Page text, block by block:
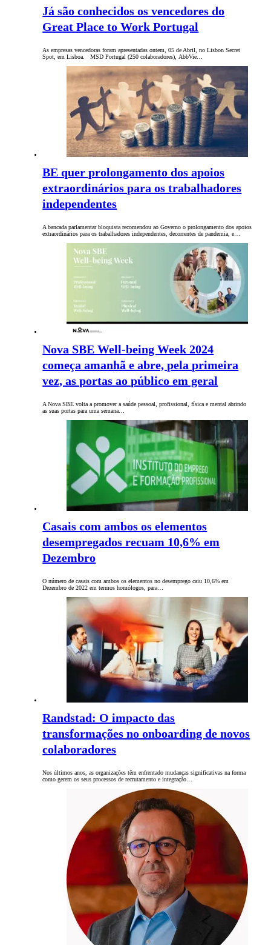
Já são conhecidos os vencedores do
Great Place to Work Portugal
As empresas vencedoras foram apresentadas ontem, 05 de Abril, no Lisbon Secret
Spot, em Lisboa. MSD Portugal (250 colaboradores), AbbVie…
BE quer prolongamento dos apoios
extraordinários para os trabalhadores
independentes
A bancada parlamentar bloquista recomendou ao Governo o prolongamento dos apoios
extraordinários para os trabalhadores independentes, decorrentes de pandemia, e…
Nova SBE Well-being Week 2024
começa amanhã e abre, pela primeira
vez, as portas ao público em geral
A Nova SBE volta a promover a saúde pessoal, profissional, física e mental abrindo
as suas portas para uma semana…
Casais com ambos os elementos
desempregados recuam 10,6% em
Dezembro
O número de casais com ambos os elementos no desemprego caiu 10,6% em
Dezembro de 2022 em termos homólogos, para…
Randstad: O impacto das
transformações no onboarding de novos
colaboradores
Nos últimos anos, as organizações têm enfrentado mudanças significativas na forma
como gerem os seus processos de recrutamento e integração…